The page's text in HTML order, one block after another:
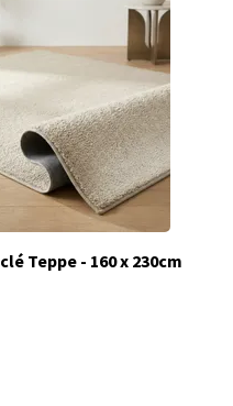
Teppe - 160 x 230cm